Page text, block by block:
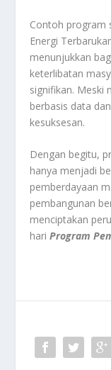
Contoh program
Energi
menunjukkan
keterlibatan
signifikan. Meski
berbasis data
kesuksesan.
Dengan begitu,
hanya menjadi
pemberdayaan
pembangunan
menciptakan
hariProgram